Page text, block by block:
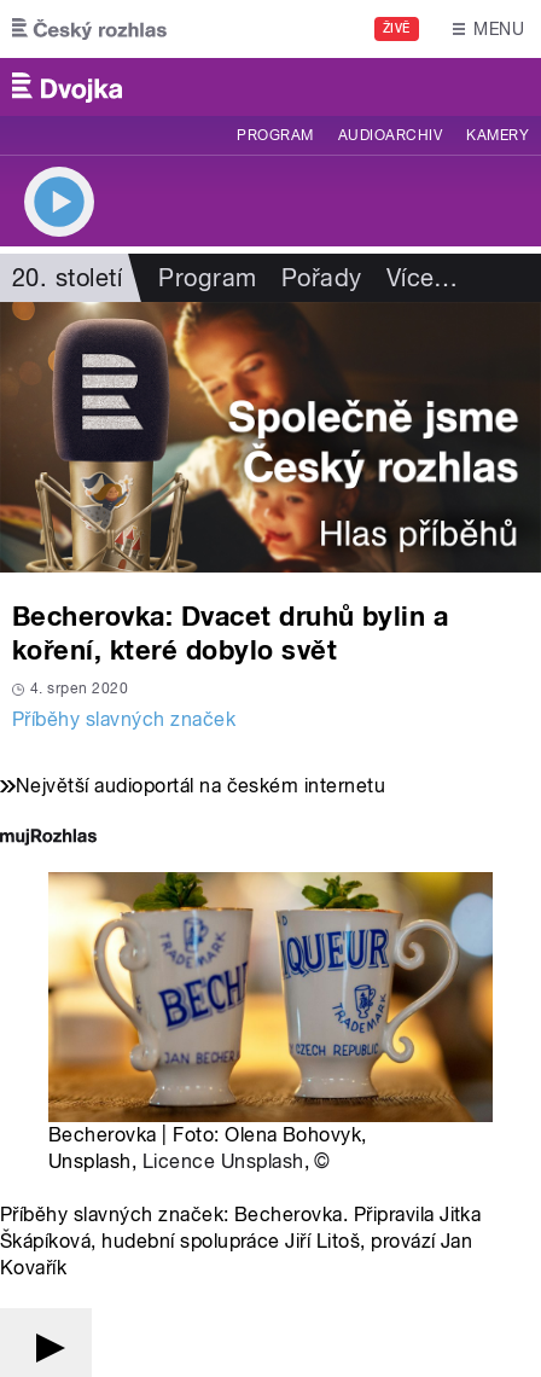
Přejít k hlavnímu obsahu
ŽIVĚ MENU
PROGRAM AUDIOARCHIV KAMERY
20. století Program Pořady Více…
Becherovka: Dvacet druhů bylin a
koření, které dobylo svět
4. srpen 2020
Příběhy slavných značek
Největší audioportál na českém internetu
Becherovka | Foto: Olena Bohovyk,
Unsplash, Licence Unsplash,©
Příběhy slavných značek: Becherovka. Připravila Jitka
Škápíková, hudební spolupráce Jiří Litoš, provází Jan
Kovařík